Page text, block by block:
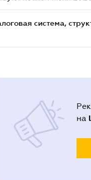
система,
на